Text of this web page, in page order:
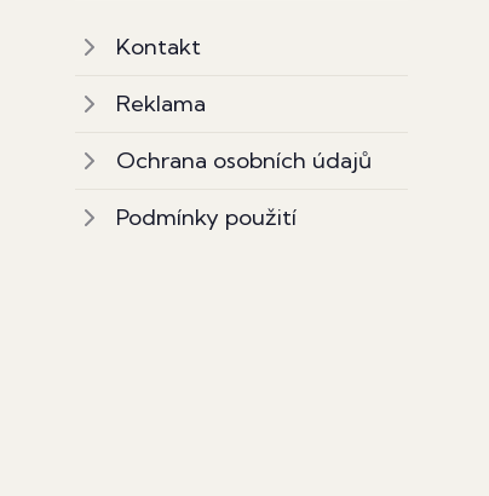
Kontakt
Reklama
Ochrana osobních údajů
Podmínky použití